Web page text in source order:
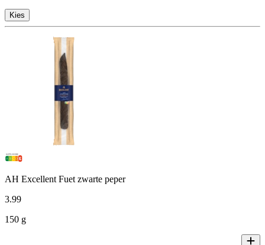
Kies
AH Excellent Fuet zwarte peper
3.99
150 g